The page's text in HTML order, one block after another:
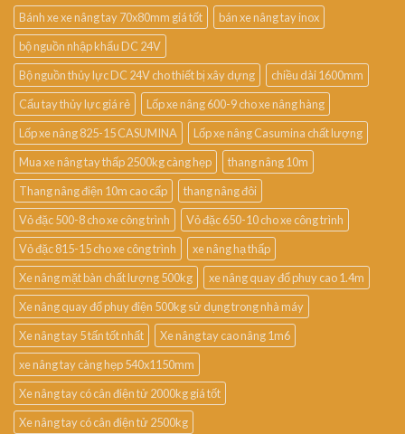
Bánh xe xe nâng tay 70x80mm giá tốt
bán xe nâng tay inox
bộ nguồn nhập khẩu DC 24V
Bộ nguồn thủy lực DC 24V cho thiết bị xây dựng
chiều dài 1600mm
Cẩu tay thủy lực giá rẻ
Lốp xe nâng 600-9 cho xe nâng hàng
Lốp xe nâng 825-15 CASUMINA
Lốp xe nâng Casumina chất lượng
Mua xe nâng tay thấp 2500kg càng hẹp
thang nâng 10m
Thang nâng điện 10m cao cấp
thang nâng đôi
Vỏ đặc 500-8 cho xe công trình
Vỏ đặc 650-10 cho xe công trình
Vỏ đặc 815-15 cho xe công trình
xe nâng hạ thấp
Xe nâng mặt bàn chất lượng 500kg
xe nâng quay đổ phuy cao 1.4m
Xe nâng quay đổ phuy điện 500kg sử dụng trong nhà máy
Xe nâng tay 5 tấn tốt nhất
Xe nâng tay cao nâng 1m6
xe nâng tay càng hẹp 540x1150mm
Xe nâng tay có cân điện tử 2000kg giá tốt
Xe nâng tay có cân điện tử 2500kg